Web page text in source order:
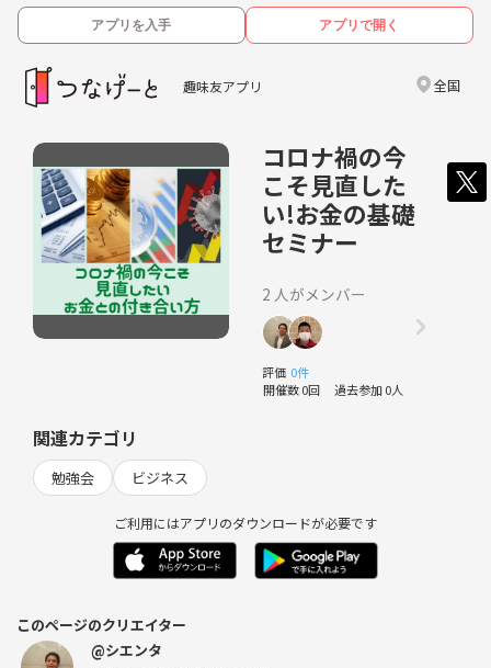
アプリを入手 アプリで開く
趣味友アプリ 全国
コロナ禍の今
こそ見直した
い!お金の基礎
セミナー
2 人がメンバー
評価 0件
開催数 0回 過去参加 0人
関連カテゴリ
勉強会 ビジネス
ご利用にはアプリのダウンロードが必要です
このページのクリエイター
@シエンタ